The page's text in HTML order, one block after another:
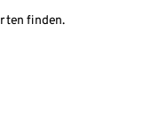
finden.